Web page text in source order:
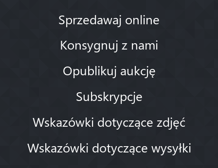
Sprzedawaj online
Konsygnuj z nami
Opublikuj aukcję
Subskrypcje
Wskazówki dotyczące zdjęć
Wskazówki dotyczące wysyłki